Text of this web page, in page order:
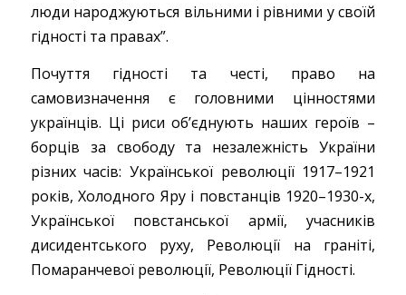
люди народжуються вільними і рівними у своїй
гідності та правах”.
Почуття гідності та честі, право на
самовизначення є головними цінностями
українців. Ці риси об’єднують наших героїв –
борців за свободу та незалежність України
різних часів: Української революції 1917–1921
років, Холодного Яру і повстанців 1920–1930-х,
Української повстанської армії, учасників
дисидентського руху, Революції на граніті,
Помаранчевої революції, Революції Гідності.